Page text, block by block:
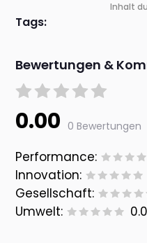
Inhalt
Tags:
Bewertungen &
0.00 0 Bewertungen
Performance:
Innovation:
Gesellschaft:
Umwelt: